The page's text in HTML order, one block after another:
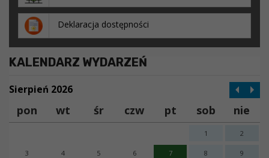
Deklaracja dostępności
KALENDARZ WYDARZEŃ
Sierpień 2026
pon wt śr czw pt sob nie
1 2
3 4 5 6 7 8 9